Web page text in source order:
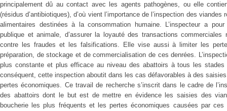
principalement dû au contact avec les agents pathogènes, ou elle
(résidus d’antibiotiques), d’où vient l’importance de l’inspection des
alimentaires destinées à la consommation humaine. L’inspecteur a
publique et animale, d’assurer la loyauté des transactions
contre les fraudes et les falsifications. Elle vise aussi à limiter les
préparation, de stockage et de commercialisation de ces denrées.
plus constante et plus efficace au niveau des abattoirs à tous les
conséquent, cette inspection aboutit dans les cas défavorables à des
pertes économiques. Ce travail de recherche s’inscrit dans le cadre de
des abattoirs dont le but est de mettre en évidence les saisies des
boucherie les plus fréquents et les pertes économiques causées par